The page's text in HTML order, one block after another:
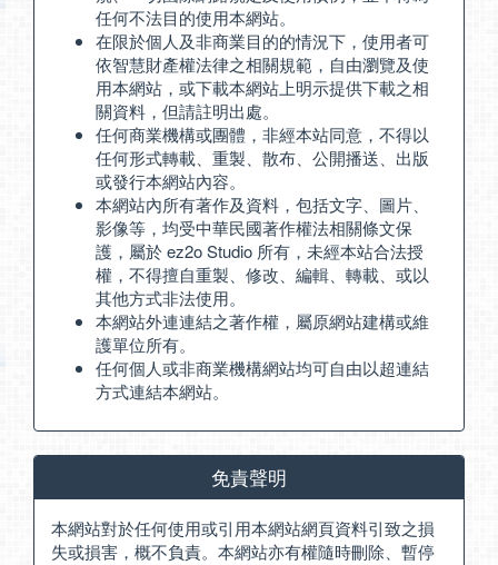
任何不法目的使用本網站。
在限於個人及非商業目的的情況下，使用者可
依智慧財產權法律之相關規範，自由瀏覽及使
用本網站，或下載本網站上明示提供下載之相
關資料，但請註明出處。
任何商業機構或團體，非經本站同意，不得以
任何形式轉載、重製、散布、公開播送、出版
或發行本網站內容。
本網站內所有著作及資料，包括文字、圖片、
影像等，均受中華民國著作權法相關條文保
護，屬於 ez2o Studio 所有，未經本站合法授
權，不得擅自重製、修改、編輯、轉載、或以
其他方式非法使用。
本網站外連連結之著作權，屬原網站建構或維
護單位所有。
任何個人或非商業機構網站均可自由以超連結
方式連結本網站。
免責聲明
本網站對於任何使用或引用本網站網頁資料引致之損
失或損害，概不負責。本網站亦有權隨時刪除、暫停